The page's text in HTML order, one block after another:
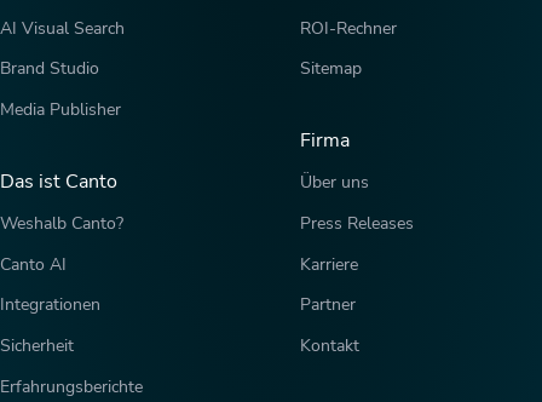
AI Visual Search
Brand Studio
Media Publisher
Das ist Canto
Weshalb Canto?
Canto AI
Integrationen
Sicherheit
Erfahrungsberichte
ROI-Rechner
Sitemap
Firma
Über uns
Press Releases
Karriere
Partner
Kontakt